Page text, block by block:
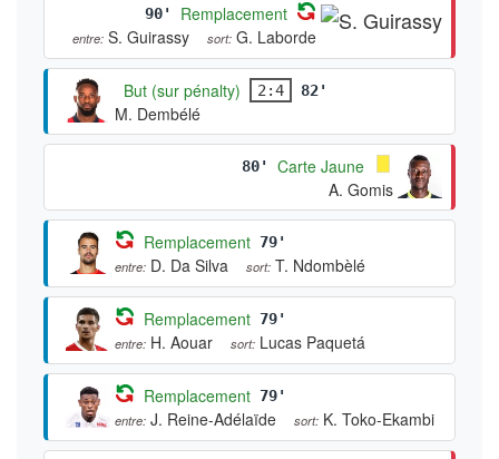
90' Remplacement
entre: S. Guirassy sort: G. Laborde
But (sur pénalty) 2:4 82'
M. Dembélé
80'
Carte Jaune
A. Gomis
Remplacement 79'
entre: D. Da Silva sort: T. Ndombèlé
Remplacement 79'
entre: H. Aouar sort: Lucas Paquetá
Remplacement 79'
entre: J. Reine-Adélaïde sort: K. Toko-Ekambi